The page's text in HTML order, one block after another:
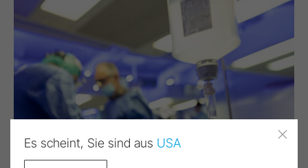
Es scheint, Sie sind aus USA